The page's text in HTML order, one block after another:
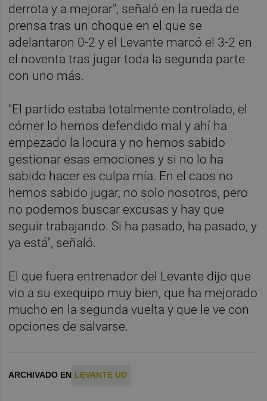
derrota y a mejorar", señaló en la rueda de
prensa tras un choque en el que se
adelantaron 0-2 y el Levante marcó el 3-2 en
el noventa tras jugar toda la segunda parte
con uno más.
"El partido estaba totalmente controlado, el
córner lo hemos defendido mal y ahí ha
empezado la locura y no hemos sabido
gestionar esas emociones y si no lo ha
sabido hacer es culpa mía. En el caos no
hemos sabido jugar, no solo nosotros, pero
no podemos buscar excusas y hay que
seguir trabajando. Si ha pasado, ha pasado, y
ya está", señaló.
El que fuera entrenador del Levante dijo que
vio a su exequipo muy bien, que ha mejorado
mucho en la segunda vuelta y que le ve con
opciones de salvarse.
ARCHIVADO EN LEVANTE UD